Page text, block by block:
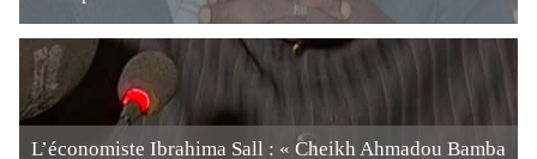
L’économiste Ibrahima Sall : « Cheikh Ahmadou Bamba